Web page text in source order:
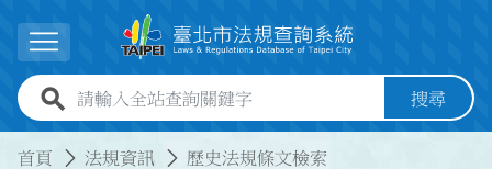
展開選單
全站查詢關鍵字欄位 搜尋
首頁 法規資訊 歷史法規條文檢索